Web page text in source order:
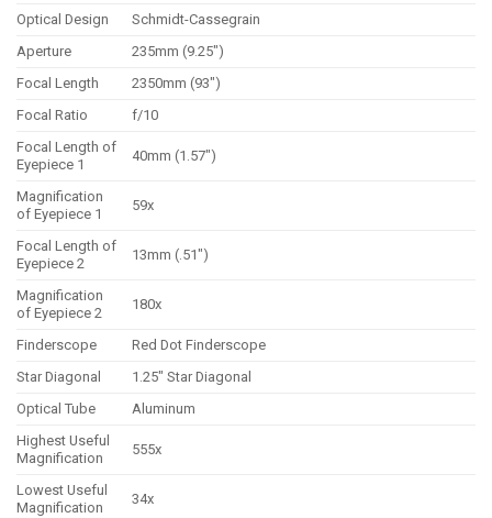
Optical Design
Schmidt-Cassegrain
Aperture
235mm (9.25″)
Focal Length
2350mm (93″)
Focal Ratio
f/10
Focal Length of
Eyepiece 1
40mm (1.57″)
Magnification
of Eyepiece 1
59x
Focal Length of
Eyepiece 2
13mm (.51″)
Magnification
of Eyepiece 2
180x
Finderscope
Red Dot Finderscope
Star Diagonal
1.25″ Star Diagonal
Optical Tube
Aluminum
Highest Useful
Magnification
555x
Lowest Useful
Magnification
34x